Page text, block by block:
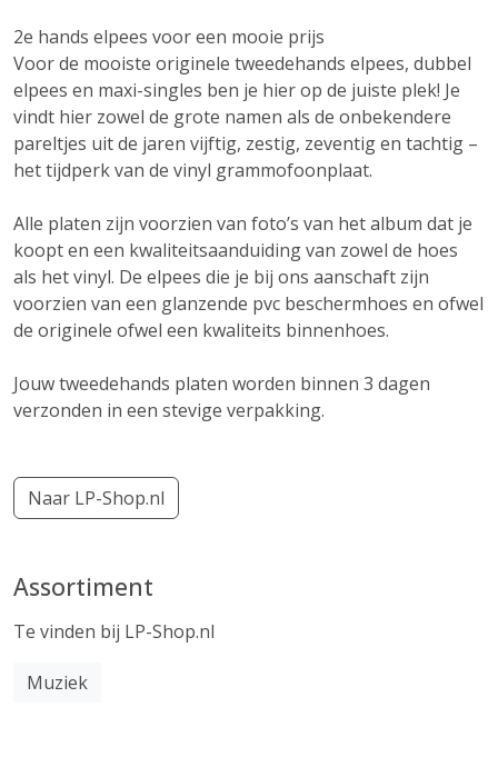
2e hands elpees voor een mooie prijs
Voor de mooiste originele tweedehands elpees, dubbel
elpees en maxi-singles ben je hier op de juiste plek! Je
vindt hier zowel de grote namen als de onbekendere
pareltjes uit de jaren vijftig, zestig, zeventig en tachtig –
het tijdperk van de vinyl grammofoonplaat.
Alle platen zijn voorzien van foto’s van het album dat je
koopt en een kwaliteitsaanduiding van zowel de hoes
als het vinyl. De elpees die je bij ons aanschaft zijn
voorzien van een glanzende pvc beschermhoes en ofwel
de originele ofwel een kwaliteits binnenhoes.
Jouw tweedehands platen worden binnen 3 dagen
verzonden in een stevige verpakking.
Naar LP-Shop.nl
Assortiment
Te vinden bij LP-Shop.nl
Muziek